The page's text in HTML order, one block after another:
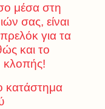
μέσα στη
σας, είναι
για τα
και το
κλοπής!
κατάστημα